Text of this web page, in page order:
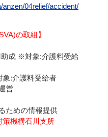
anzen/04relief/accident/
の取組】
助成 ※対象:介護料受給
象:介護料受給者
営
ための情報提供
策機構石川支所